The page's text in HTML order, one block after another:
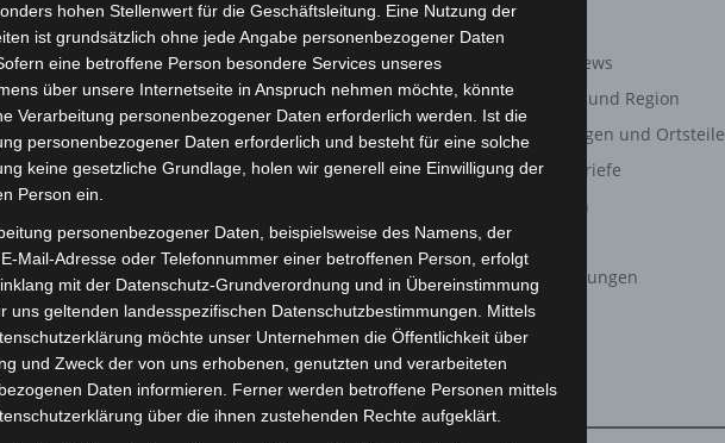
Flughafen Hannover vorgestellt
über
Zeugen
Gasleitung bei McDonald’s-Umbau in
Langenhagen beschädigt
Corona-News
Hannover und Region
Langenhagen und Ortsteile
Leserbriefe
Menschen
Über uns
Veranstaltungen
Welt
hohen Stellenwert für die Geschäftsleitung. Eine Nutzung der
ist grundsätzlich ohne jede Angabe personenbezogener Daten
eine betroffene Person besondere Services unseres
über unsere Internetseite in Anspruch nehmen möchte, könnte
Verarbeitung personenbezogener Daten erforderlich werden. Ist die
personenbezogener Daten erforderlich und besteht für eine solche
keine gesetzliche Grundlage, holen wir generell eine Einwilligung der
Person ein.
personenbezogener Daten, beispielsweise des Namens, der
Mail-Adresse oder Telefonnummer einer betroffenen Person, erfolgt
mit der Datenschutz-Grundverordnung und in Übereinstimmung
uns geltenden landesspezifischen Datenschutzbestimmungen. Mittels
möchte unser Unternehmen die Öffentlichkeit über
und Zweck der von uns erhobenen, genutzten und verarbeiteten
Daten informieren. Ferner werden betroffene Personen mittels
über die ihnen zustehenden Rechte aufgeklärt.